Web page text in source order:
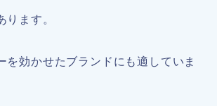
ります。
を効かせたブランドにも適していま